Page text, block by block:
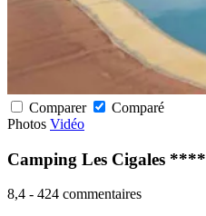
Comparer
Comparé
Photos Vidéo
Camping Les Cigales ****
8,4 - 424 commentaires